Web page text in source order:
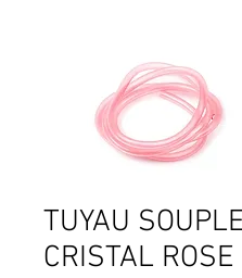
TUYAU SOUPLE
CRISTAL ROSE